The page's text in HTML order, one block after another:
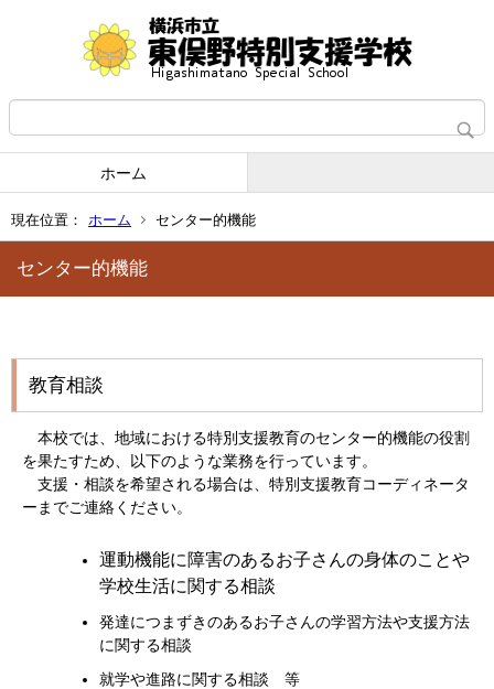
ホーム
現在位置： ホーム センター的機能
センター的機能
教育相談
本校では、地域における特別支援教育のセンター的機能の役割
を果たすため、以下のような業務を行っています。
支援・相談を希望される場合は、特別支援教育コーディネータ
ーまでご連絡ください。
運動機能に障害のあるお子さんの身体のことや
学校生活に関する相談
発達につまずきのあるお子さんの学習方法や支援方法
に関する相談
就学や進路に関する相談 等